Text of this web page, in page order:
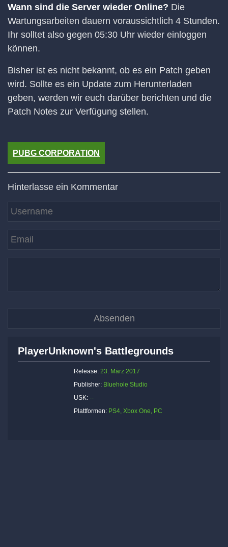
Wann sind die Server wieder Online? Die
Wartungsarbeiten dauern voraussichtlich 4 Stunden.
Ihr solltet also gegen 05:30 Uhr wieder einloggen
können.
Bisher ist es nicht bekannt, ob es ein Patch geben
wird. Sollte es ein Update zum Herunterladen
geben, werden wir euch darüber berichten und die
Patch Notes zur Verfügung stellen.
PUBG CORPORATION
Hinterlasse ein Kommentar
PlayerUnknown's Battlegrounds
Release: 23. März 2017
Publisher: Bluehole Studio
USK: --
Plattformen: PS4, Xbox One, PC